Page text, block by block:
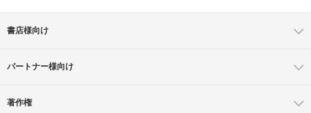
書店様向け
パートナー様向け
著作権